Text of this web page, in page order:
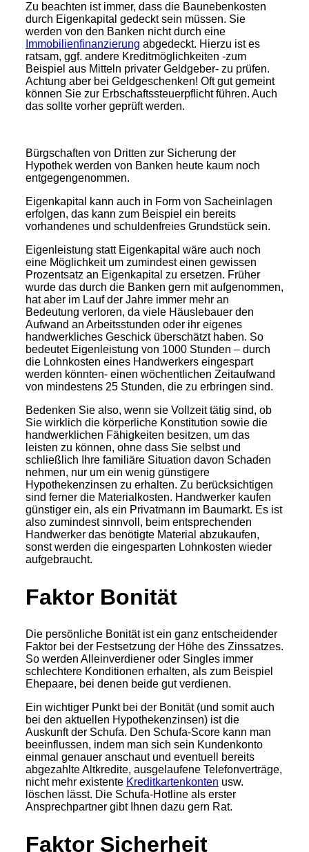
Zu beachten ist immer, dass die Baunebenkosten
durch Eigenkapital gedeckt sein müssen. Sie
werden von den Banken nicht durch eine
Immobilienfinanzierung abgedeckt. Hierzu ist es
ratsam, ggf. andere Kreditmöglichkeiten -zum
Beispiel aus Mitteln privater Geldgeber- zu prüfen.
Achtung aber bei Geldgeschenken! Oft gut gemeint
können Sie zur Erbschaftssteuerpflicht führen. Auch
das sollte vorher geprüft werden.
Bürgschaften von Dritten zur Sicherung der
Hypothek werden von Banken heute kaum noch
entgegengenommen.
Eigenkapital kann auch in Form von Sacheinlagen
erfolgen, das kann zum Beispiel ein bereits
vorhandenes und schuldenfreies Grundstück sein.
Eigenleistung statt Eigenkapital wäre auch noch
eine Möglichkeit um zumindest einen gewissen
Prozentsatz an Eigenkapital zu ersetzen. Früher
wurde das durch die Banken gern mit aufgenommen,
hat aber im Lauf der Jahre immer mehr an
Bedeutung verloren, da viele Häuslebauer den
Aufwand an Arbeitsstunden oder ihr eigenes
handwerkliches Geschick überschätzt haben. So
bedeutet Eigenleistung von 1000 Stunden – durch
die Lohnkosten eines Handwerkers eingespart
werden könnten- einen wöchentlichen Zeitaufwand
von mindestens 25 Stunden, die zu erbringen sind.
Bedenken Sie also, wenn sie Vollzeit tätig sind, ob
Sie wirklich die körperliche Konstitution sowie die
handwerklichen Fähigkeiten besitzen, um das
leisten zu können, ohne dass Sie selbst und
schließlich Ihre familiäre Situation davon Schaden
nehmen, nur um ein wenig günstigere
Hypothekenzinsen zu erhalten. Zu berücksichtigen
sind ferner die Materialkosten. Handwerker kaufen
günstiger ein, als ein Privatmann im Baumarkt. Es ist
also zumindest sinnvoll, beim entsprechenden
Handwerker das benötigte Material abzukaufen,
sonst werden die eingesparten Lohnkosten wieder
aufgebraucht.
Faktor Bonität
Die persönliche Bonität ist ein ganz entscheidender
Faktor bei der Festsetzung der Höhe des Zinssatzes.
So werden Alleinverdiener oder Singles immer
schlechtere Konditionen erhalten, als zum Beispiel
Ehepaare, bei denen beide gut verdienen.
Ein wichtiger Punkt bei der Bonität (und somit auch
bei den aktuellen Hypothekenzinsen) ist die
Auskunft der Schufa. Den Schufa-Score kann man
beeinflussen, indem man sich sein Kundenkonto
einmal genauer anschaut und eventuell bereits
abgezahlte Altkredite, ausgelaufene Telefonverträge,
nicht mehr existente Kreditkartenkonten usw.
löschen lässt. Die Schufa-Hotline als erster
Ansprechpartner gibt Ihnen dazu gern Rat.
Faktor Sicherheit